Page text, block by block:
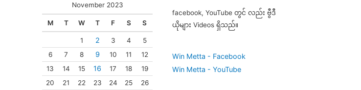
November 2023
M T W T F S S
1 2 3 4
5
6
7 8 9 10 11
12
13
14 15 16 17 18
19
20
21 22 23 24 25
26
facebook, YouTube တွင် လည်း ဗွီဒီ
ယိုများ Videos ရှိသည်။
Win Metta - Facebook
Win Metta - YouTube